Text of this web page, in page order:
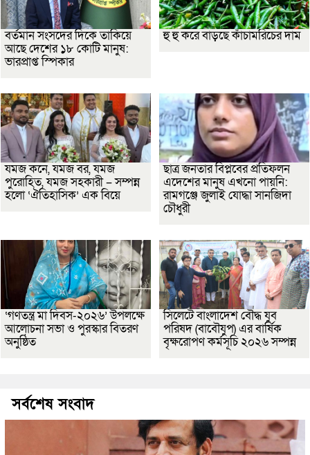
বর্তমান সংসদের দিকে তাকিয়ে
আছে দেশের ১৮ কোটি মানুষ:
ভারপ্রাপ্ত স্পিকার
হু হু করে বাড়ছে কাঁচামরিচের দাম
যমজ কনে, যমজ বর, যমজ
পুরোহিত, যমজ সহকারী – সম্পন্ন
হলো ‘ঐতিহাসিক’ এক বিয়ে
ছাত্র জনতার বিপ্লবের প্রতিফলন
এদেশের মানুষ এখনো পায়নি:
রামগঞ্জে জুলাই যোদ্ধা সানজিদা
চৌধুরী
‘গণতন্ত্র মা দিবস-২০২৬’ উপলক্ষে
আলোচনা সভা ও পুরস্কার বিতরণ
অনুষ্ঠিত
সিলেটে বাংলাদেশ বৌদ্ধ যুব
পরিষদ (বাবৌযুপ) এর বার্ষিক
বৃক্ষরোপণ কর্মসূচি ২০২৬ সম্পন্ন
সর্বশেষ সংবাদ